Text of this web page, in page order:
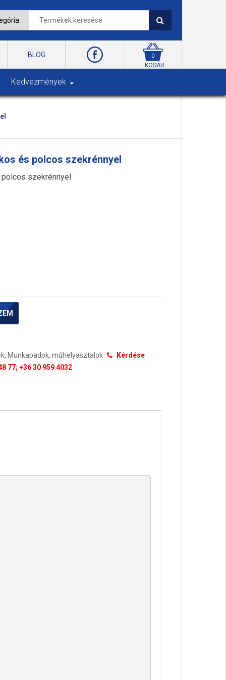
BLOG 0
KOSÁR
Kedvezmények
és polcos szekrénnyel
szekrénnyel
, Munkapadok, műhelyasztalok
Kérdése
77; +36 30 959 4032